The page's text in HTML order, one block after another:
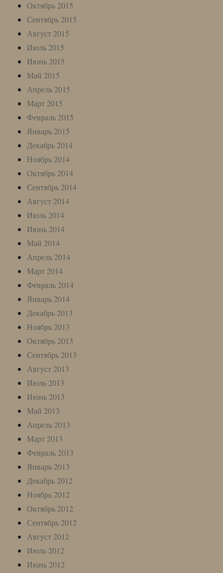
Октябрь 2015
Сентябрь 2015
Август 2015
Июль 2015
Июнь 2015
Май 2015
Апрель 2015
Март 2015
Февраль 2015
Январь 2015
Декабрь 2014
Ноябрь 2014
Октябрь 2014
Сентябрь 2014
Август 2014
Июль 2014
Июнь 2014
Май 2014
Апрель 2014
Март 2014
Февраль 2014
Январь 2014
Декабрь 2013
Ноябрь 2013
Октябрь 2013
Сентябрь 2013
Август 2013
Июль 2013
Июнь 2013
Май 2013
Апрель 2013
Март 2013
Февраль 2013
Январь 2013
Декабрь 2012
Ноябрь 2012
Октябрь 2012
Сентябрь 2012
Август 2012
Июль 2012
Июнь 2012